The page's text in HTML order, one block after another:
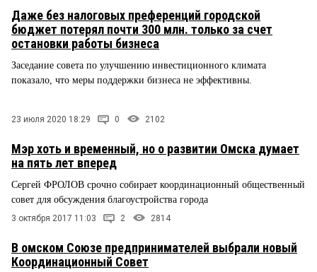
СТИЛЬ ЖИЗНИ
Даже без налоговых преференций городской
бюджет потерял почти 300 млн. только за счет
остановки работы бизнеса
Заседание совета по улучшению инвестиционного климата
показало, что меры поддержки бизнеса не эффективны.
23 июля 2020 18:29 0 2102
Мэр хоть и временный, но о развитии Омска думает
на пять лет вперед
Сергей ФРОЛОВ срочно собирает координационный общественный
совет для обсуждения благоустройства города
3 октября 2017 11:03 2 2814
В омском Союзе предпринимателей выбрали новый
Координационный Совет